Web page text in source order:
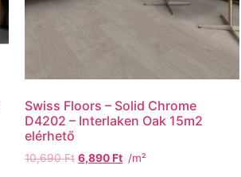
Swiss Floors – Solid Chrome
D4202 – Interlaken Oak 15m2
elérhető
10,690Ft 6,890Ft /m²